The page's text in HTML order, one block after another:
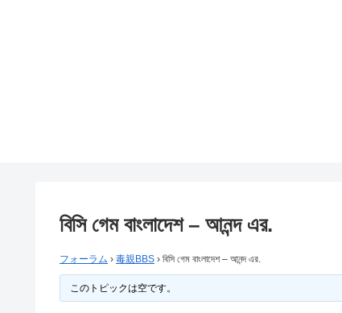
বিসি গেম বাংলাদেশ – আনন্দ এর.
フォーラム › 毒親BBS › বিসি গেম বাংলাদেশ – আনন্দ এর.
このトピックは空です。